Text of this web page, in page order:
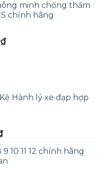
tại
là:
minh chống thấm
chính hãng
₫Giá
Hành lý xe đạp hợp
Giá
tại
là:
10 11 12 chính hãng